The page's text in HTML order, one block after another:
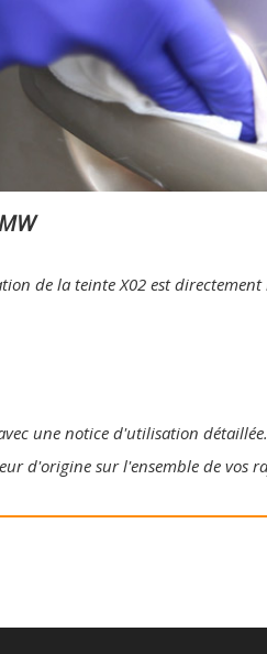
de la teinte X02 est
une notice d'utilisation
d'origine sur l'ensemble de vos